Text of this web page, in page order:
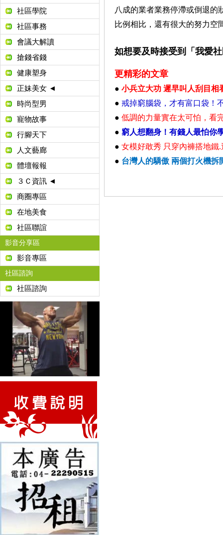
社區學院
社區事務
會議大解讀
搶錢省錢
健康塑身
正妹美女 ◄
時尚型男
寵物故事
行腳天下
人文藝廊
體壇報報
３Ｃ資訊 ◄
商圈專區
在地美食
社區聯誼
影音分享區
影音專區
社區諮詢
社區諮詢
八成的業者業務停滯或倒退的
比例相比，還有很大的努力空
如想要及時接受到「我愛
更精彩的文章
● 小兵立大功 遲早叫人刮目相
● 戒掉窮腦袋，才有富口袋！
● 低調的力量實在太可怕，看
● 窮人想翻身！有錢人最怕你
● 女模好敢秀 只穿內褲搭地鐵.
● 台灣人的驕傲 兩個打火機